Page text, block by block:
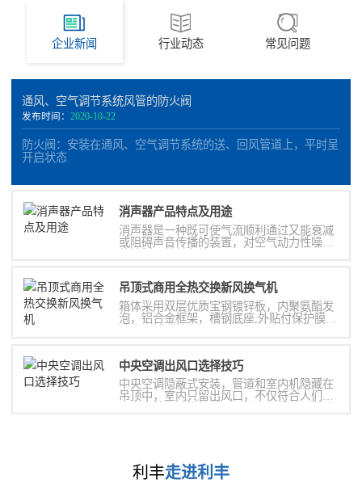
企业新闻 行业动态 常见问题
通风、空气调节系统风管的防火阀
发布时间： 2020-10-22
防火阀：安装在通风、空气调节系统的送、回风管道上，平时呈
开启状态
消声器​产品特点及用途
消声器是一种既可使气流顺利通过又能衰减
或阻碍声音传播的装置，对空气动力性噪声
吊顶式商用全热交换新风换气机
箱体采用双层优质宝钢镀锌板，内聚氨酯发
泡，铝合金框架，槽钢底座,外贴付保护膜，
中央空调出风口选择技巧
中央空调隐蔽式安装，管道和室内机隐藏在
吊顶中，室内只留出风口，不仅符合人们对
利丰走进利丰